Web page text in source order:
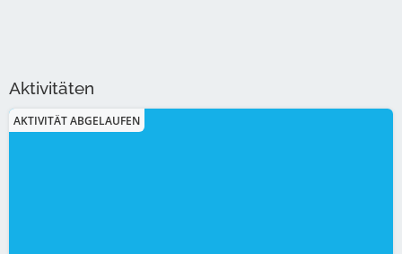
Aktivitäten
AKTIVITÄT ABGELAUFEN